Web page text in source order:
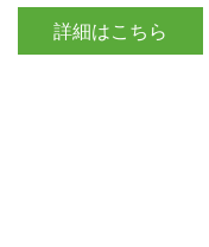
詳細はこちら